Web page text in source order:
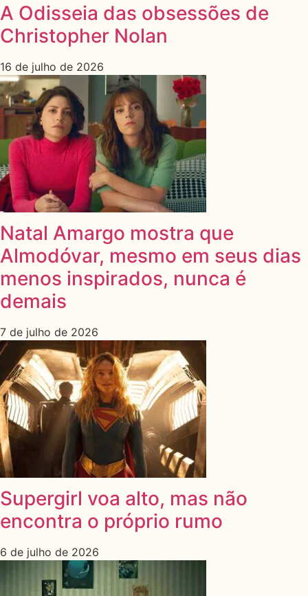
A Odisseia das obsessões de
Christopher Nolan
16 de julho de 2026
Natal Amargo mostra que
Almodóvar, mesmo em seus dias
menos inspirados, nunca é
demais
7 de julho de 2026
Supergirl voa alto, mas não
encontra o próprio rumo
6 de julho de 2026